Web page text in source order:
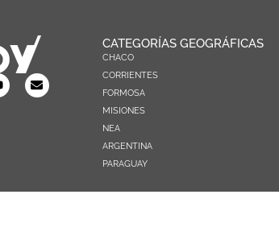
CATEGORÍAS GEOGRÁFICAS
CHACO
CORRIENTES
FORMOSA
MISIONES
NEA
ARGENTINA
PARAGUAY